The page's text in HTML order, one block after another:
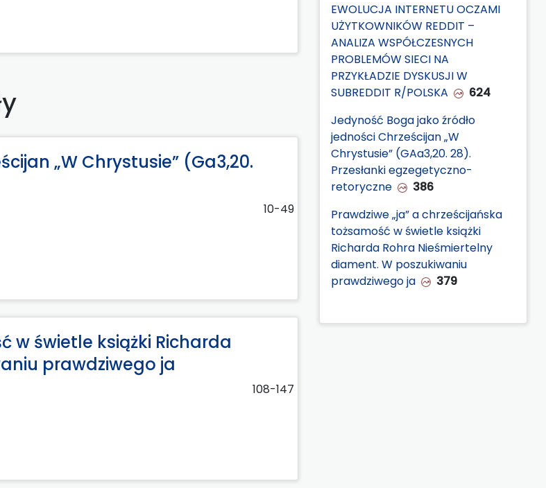
„W Chrystusie” (Ga3,20.
10-49
w świetle książki Richarda
prawdziwego ja
108-147
EWOLUCJA INTERNETU OCZAMI
UŻYTKOWNIKÓW REDDIT –
ANALIZA WSPÓŁCZESNYCH
PROBLEMÓW SIECI NA
PRZYKŁADZIE DYSKUSJI W
SUBREDDIT R/POLSKA
624
Jedyność Boga jako źródło
jedności Chrześcijan „W
Chrystusie” (GAa3,20. 28).
Przesłanki egzegetyczno-
retoryczne
386
Prawdziwe „ja” a chrześcijańska
tożsamość w świetle książki
Richarda Rohra Nieśmiertelny
diament. W poszukiwaniu
prawdziwego ja
379